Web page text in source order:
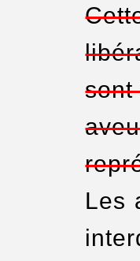
Les